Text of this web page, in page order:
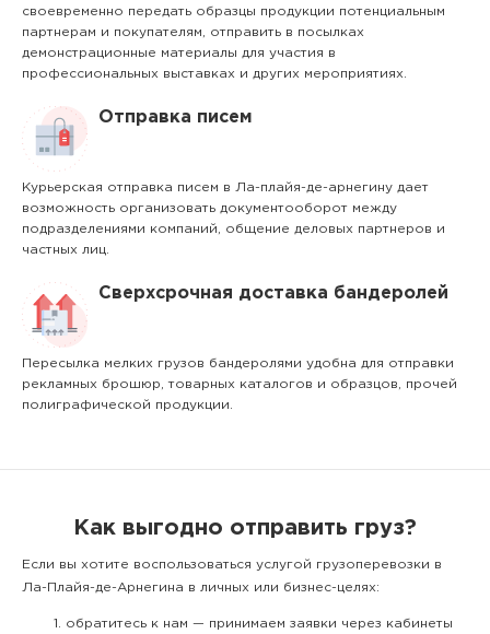
своевременно передать образцы продукции потенциальным
партнерам и покупателям, отправить в посылках
демонстрационные материалы для участия в
профессиональных выставках и других мероприятиях.
Отправка писем
Курьерская отправка писем в Ла-плайя-де-арнегину дает
возможность организовать документооборот между
подразделениями компаний, общение деловых партнеров и
частных лиц.
Сверхсрочная доставка бандеролей
Пересылка мелких грузов бандеролями удобна для отправки
рекламных брошюр, товарных каталогов и образцов, прочей
полиграфической продукции.
Как выгодно отправить груз?
Если вы хотите воспользоваться услугой грузоперевозки в
Ла-Плайя-де-Арнегина в личных или бизнес-целях:
обратитесь к нам — принимаем заявки через кабинеты